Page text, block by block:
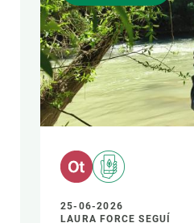
FORMATO
AUTOR
25-06-2026
LAURA FORCE SEGUÍ